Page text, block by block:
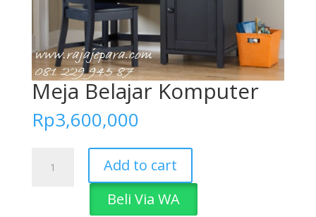
Meja Belajar Komputer
Rp3,600,000
Belajar
Add to cart
Beli Via WA